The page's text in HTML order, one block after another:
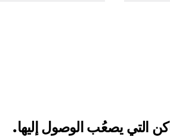
التي يصعُب الوصول إليها.